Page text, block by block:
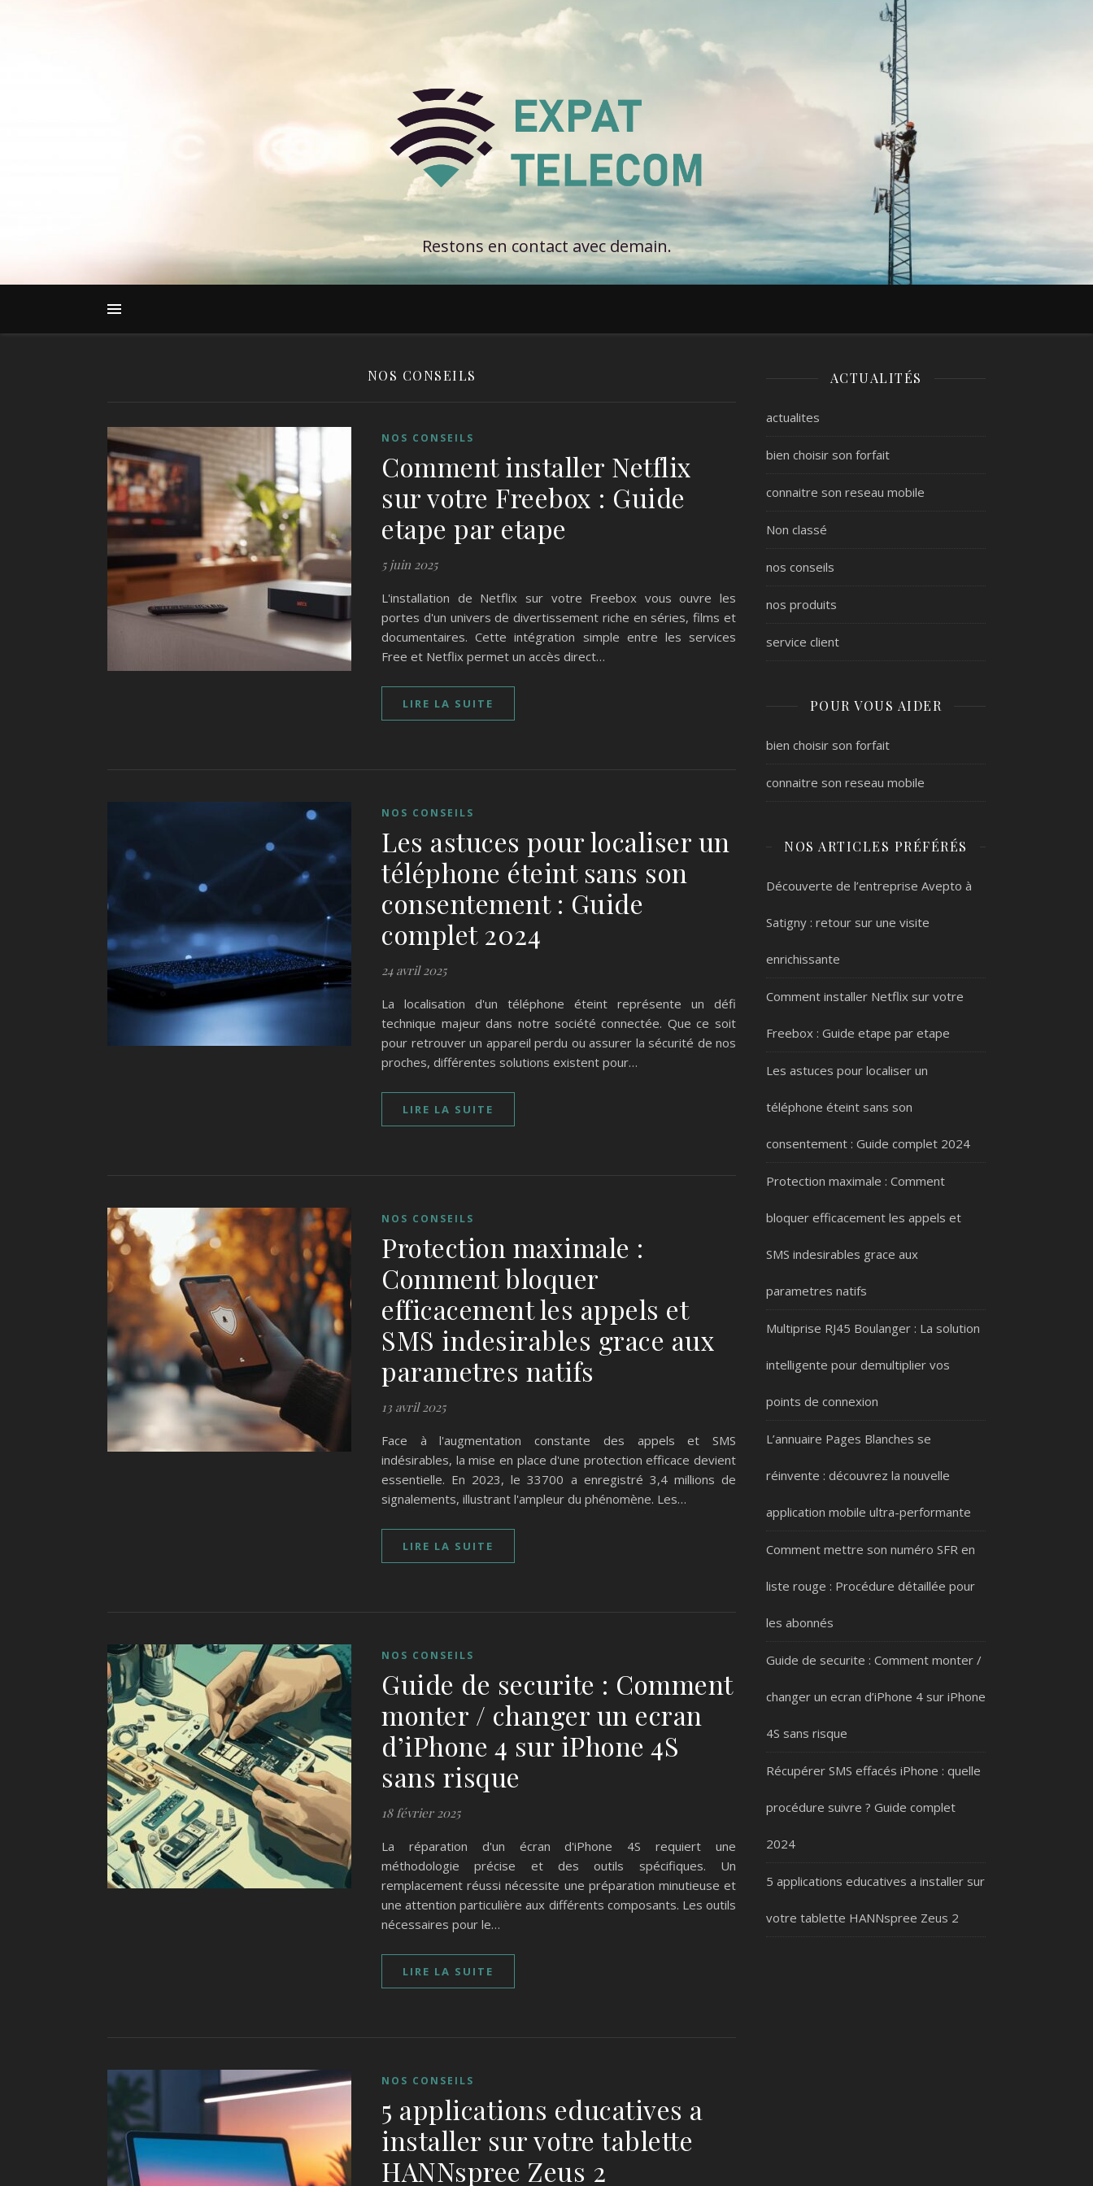
Restons en contact avec demain.
NOS CONSEILS
NOS CONSEILS
Comment installer Netflix
sur votre Freebox : Guide
etape par etape
5 juin 2025
L'installation de Netflix sur votre Freebox vous ouvre les
portes d'un univers de divertissement riche en séries, films et
documentaires. Cette intégration simple entre les services
Free et Netflix permet un accès direct…
LIRE LA SUITE
NOS CONSEILS
Les astuces pour localiser un
téléphone éteint sans son
consentement : Guide
complet 2024
24 avril 2025
La localisation d'un téléphone éteint représente un défi
technique majeur dans notre société connectée. Que ce soit
pour retrouver un appareil perdu ou assurer la sécurité de nos
proches, différentes solutions existent pour…
LIRE LA SUITE
NOS CONSEILS
Protection maximale :
Comment bloquer
efficacement les appels et
SMS indesirables grace aux
parametres natifs
13 avril 2025
Face à l'augmentation constante des appels et SMS
indésirables, la mise en place d'une protection efficace devient
essentielle. En 2023, le 33700 a enregistré 3,4 millions de
signalements, illustrant l'ampleur du phénomène. Les…
LIRE LA SUITE
NOS CONSEILS
Guide de securite : Comment
monter / changer un ecran
d’iPhone 4 sur iPhone 4S
sans risque
18 février 2025
La réparation d'un écran d'iPhone 4S requiert une
méthodologie précise et des outils spécifiques. Un
remplacement réussi nécessite une préparation minutieuse et
une attention particulière aux différents composants. Les outils
nécessaires pour le…
LIRE LA SUITE
NOS CONSEILS
5 applications educatives a
installer sur votre tablette
HANNspree Zeus 2
ACTUALITÉS
actualites
bien choisir son forfait
connaitre son reseau mobile
Non classé
nos conseils
nos produits
service client
POUR VOUS AIDER
bien choisir son forfait
connaitre son reseau mobile
NOS ARTICLES PRÉFÉRÉS
Découverte de l’entreprise Avepto à
Satigny : retour sur une visite
enrichissante
Comment installer Netflix sur votre
Freebox : Guide etape par etape
Les astuces pour localiser un
téléphone éteint sans son
consentement : Guide complet 2024
Protection maximale : Comment
bloquer efficacement les appels et
SMS indesirables grace aux
parametres natifs
Multiprise RJ45 Boulanger : La solution
intelligente pour demultiplier vos
points de connexion
L’annuaire Pages Blanches se
réinvente : découvrez la nouvelle
application mobile ultra-performante
Comment mettre son numéro SFR en
liste rouge : Procédure détaillée pour
les abonnés
Guide de securite : Comment monter /
changer un ecran d’iPhone 4 sur iPhone
4S sans risque
Récupérer SMS effacés iPhone : quelle
procédure suivre ? Guide complet
2024
5 applications educatives a installer sur
votre tablette HANNspree Zeus 2